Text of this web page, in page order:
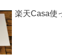
楽天Casa使